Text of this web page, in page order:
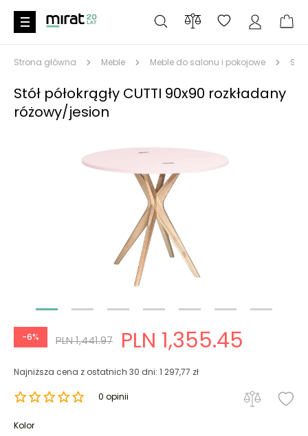
Strona główna Meble Meble do salonu i pokojowe
Stół półokrągły CUTTI 90x90 rozkładany
różowy/jesion
-6% PLN 1,441.97 PLN 1,355.45
Najniższa cena z ostatnich 30 dni: 1 297,77 zł
0 opinii
Kolor